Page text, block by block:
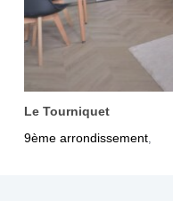
Le Tourniquet
9ème arrondissement